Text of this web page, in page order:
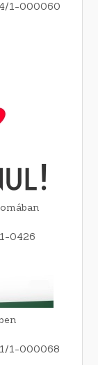
1-000060
0426
1-000068